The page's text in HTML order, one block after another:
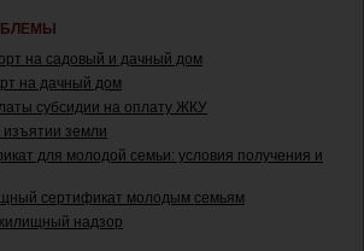
на садовый и дачный дом
на дачный дом
субсидии на оплату ЖКУ
земли
для молодой семьи: условия получения и
сертификат молодым семьям
надзор